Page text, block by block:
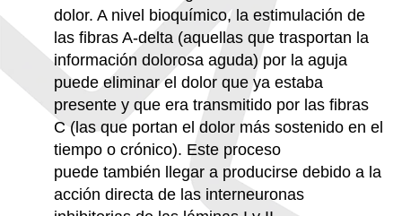
dolor. A nivel bioquímico, la estimulación de
las fibras A-delta (aquellas que trasportan la
información dolorosa aguda)por la aguja
puede eliminar el dolor que ya estaba
presente y que era transmitido por las fibras
C(las que portan el dolor más sostenido en el
tiempo o crónico). Este proceso
puede también llegar a producirse debido a la
acción directa de las interneuronas